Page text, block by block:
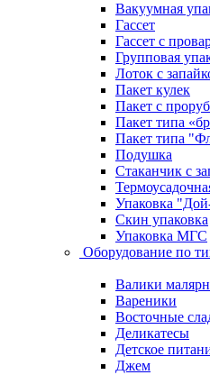
Вакуумная
Гассет
Гассет с
Групповая
Лоток с
Пакет кулек
Пакет с
Пакет типа
Пакет типа
Подушка
Стаканчик с
Упаковка
Скин упаковка
Упаковка МГС
Оборудование по
Валики
Вареники
Восточные
Деликатесы
Детское
Джем